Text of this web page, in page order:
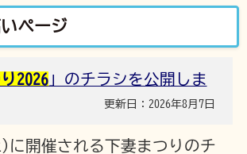
ページ
2026」のチラシを公開しま
更新日：2026年8月7日
に開催される下妻まつりのチ